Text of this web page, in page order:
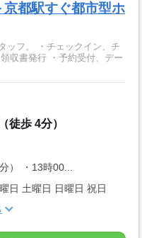
京都駅すぐ都市型ホ
イン、チ
収書発行 ・予約受付、デー
徒歩 4分）
） ・13時00...
日 土曜日 日曜日 祝日